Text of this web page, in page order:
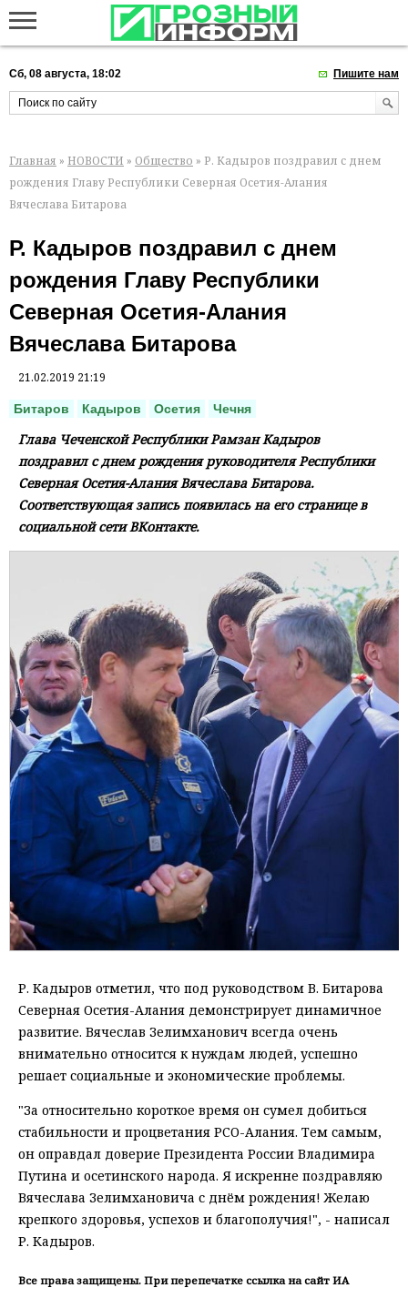
Сб, 08 августа, 18:02 Пишите нам
Главная » НОВОСТИ » Общество » Р. Кадыров поздравил с днем
рождения Главу Республики Северная Осетия-Алания
Вячеслава Битарова
Р. Кадыров поздравил с днем
рождения Главу Республики
Северная Осетия-Алания
Вячеслава Битарова
21.02.2019 21:19
Битаров Кадыров Осетия Чечня
Глава Чеченской Республики Рамзан Кадыров
поздравил с днем рождения руководителя Республики
Северная Осетия-Алания Вячеслава Битарова.
Соответствующая запись появилась на его странице в
социальной сети ВКонтакте.
Р. Кадыров отметил, что под руководством В. Битарова
Северная Осетия-Алания демонстрирует динамичное
развитие. Вячеслав Зелимханович всегда очень
внимательно относится к нуждам людей, успешно
решает социальные и экономические проблемы.
"За относительно короткое время он сумел добиться
стабильности и процветания РСО-Алания. Тем самым,
он оправдал доверие Президента России Владимира
Путина и осетинского народа. Я искренне поздравляю
Вячеслава Зелимхановича с днём рождения! Желаю
крепкого здоровья, успехов и благополучия!", - написал
Р. Кадыров.
Все права защищены. При перепечатке ссылка на сайт ИА